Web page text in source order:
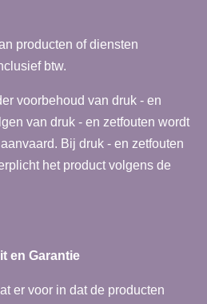
producten of diensten
btw.
voorbehoud van druk - en
van druk - en zetfouten wordt
Bij druk - en zetfouten
het product volgens de
en Garantie
er voor in dat de producten